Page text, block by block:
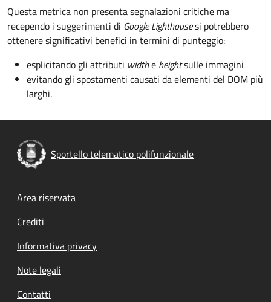
Questa metrica non presenta segnalazioni critiche ma
recependo i suggerimenti di Google Lighthousesi potrebbero
ottenere significativi benefici in termini di punteggio:
esplicitando gli attributi widthe heightsulle immagini
evitando gli spostamenti causati da elementi del DOM più
larghi.
Sportello telematico polifunzionale
Footer menu
Area riservata
Crediti
Informativa privacy
Note legali
Contatti